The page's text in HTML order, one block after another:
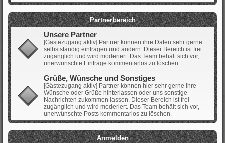
Partnerbereich
Unsere Partner
[Gästezugang aktiv] Partner können ihre Daten sehr gerne
selbstständig eintragen und ändern. Dieser Bereich ist frei
zugänglich und wird moderiert. Das Team behält sich vor,
unerwünschte Einträge kommentarlos zu löschen.
Grüße, Wünsche und Sonstiges
[Gästezugang aktiv] Partner können hier sehr gerne ihre
Wünsche oder Grüße hinterlassen oder uns sonstige
Nachrichten zukommen lassen. Dieser Bereich ist frei
zugänglich und wird moderiert. Das Team behält sich vor,
unerwünschte Posts kommentarlos zu löschen.
Anmelden